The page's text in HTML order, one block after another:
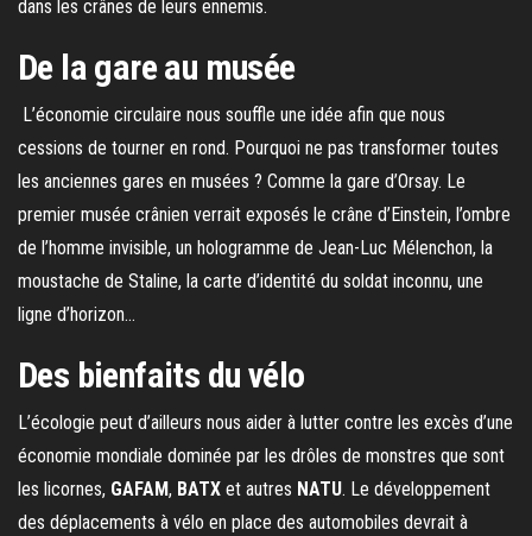
dans les crânes de leurs ennemis.
De la gare au musée
L’économie circulaire nous souffle une idée afin que nous
cessions de tourner en rond. Pourquoi ne pas transformer toutes
les anciennes gares en musées ? Comme la gare d’Orsay. Le
premier musée crânien verrait exposés le crâne d’Einstein, l’ombre
de l’homme invisible, un hologramme de Jean-Luc Mélenchon, la
moustache de Staline, la carte d’identité du soldat inconnu, une
ligne d’horizon…
Des bienfaits du vélo
L’écologie peut d’ailleurs nous aider à lutter contre les excès d’une
économie mondiale dominée par les drôles de monstres que sont
les licornes, GAFAM, BATX et autres NATU. Le développement
des déplacements à vélo en place des automobiles devrait à